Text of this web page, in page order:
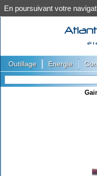
Outillage Energie
En poursuivant votre